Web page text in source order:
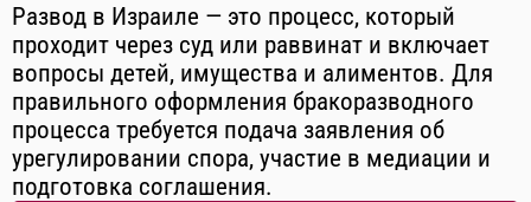
Развод в Израиле — это процесс, который
проходит через суд или раввинат и включает
вопросы детей, имущества и алиментов. Для
правильного оформления бракоразводного
процесса требуется подача заявления об
урегулировании спора, участие в медиации и
подготовка соглашения.